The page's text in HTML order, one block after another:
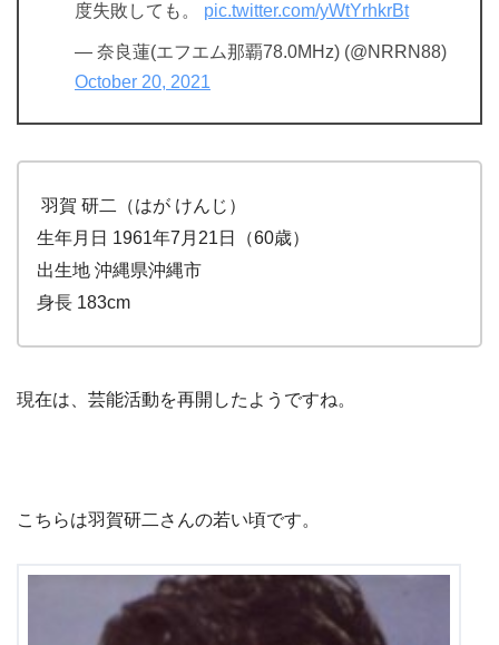
度失敗しても。 pic.twitter.com/yWtYrhkrBt
— 奈良蓮(エフエム那覇78.0MHz) (@NRRN88)
October 20, 2021
羽賀 研二（はが けんじ）
生年月日 1961年7月21日（60歳）
出生地 沖縄県沖縄市
身長 183cm
現在は、芸能活動を再開したようですね。
こちらは羽賀研二さんの若い頃です。